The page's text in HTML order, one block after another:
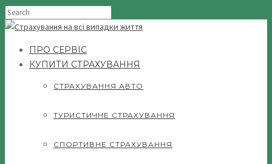
ПРО СЕРВІС
КУПИТИ СТРАХУВАННЯ
СТРАХУВАННЯ АВТО
ТУРИСТИЧНЕ СТРАХУВАННЯ
СПОРТИВНЕ СТРАХУВАННЯ